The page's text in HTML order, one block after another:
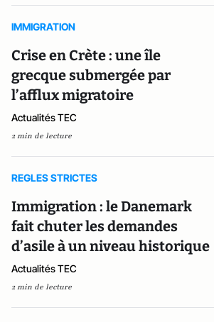
IMMIGRATION
Crise en Crète : une île
grecque submergée par
l’afflux migratoire
Actualités TEC
2 min de lecture
REGLES STRICTES
Immigration : le Danemark
fait chuter les demandes
d’asile à un niveau historique
Actualités TEC
2 min de lecture